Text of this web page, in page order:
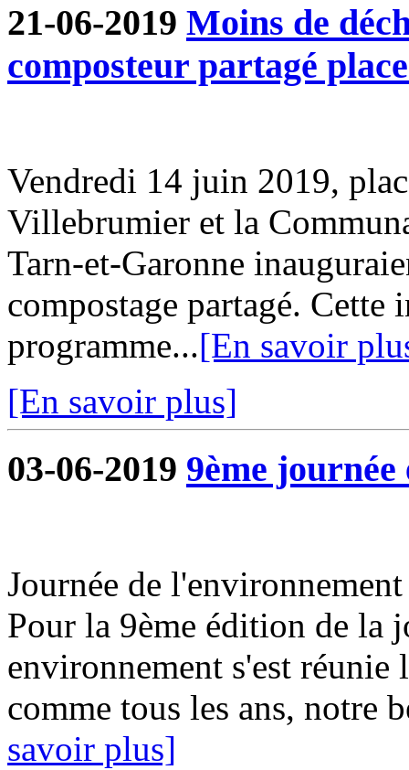
21-06-2019 Moins de
composteur partagé
Vendredi 14 juin 2019,
Villebrumier et la
Tarn-et-Garonne
compostage partagé.
programme...[En savoir
[En savoir plus]
03-06-2019 9ème
Journée de
Pour la 9ème édition de la
environnement s'est
comme tous les ans, notre
savoir plus]